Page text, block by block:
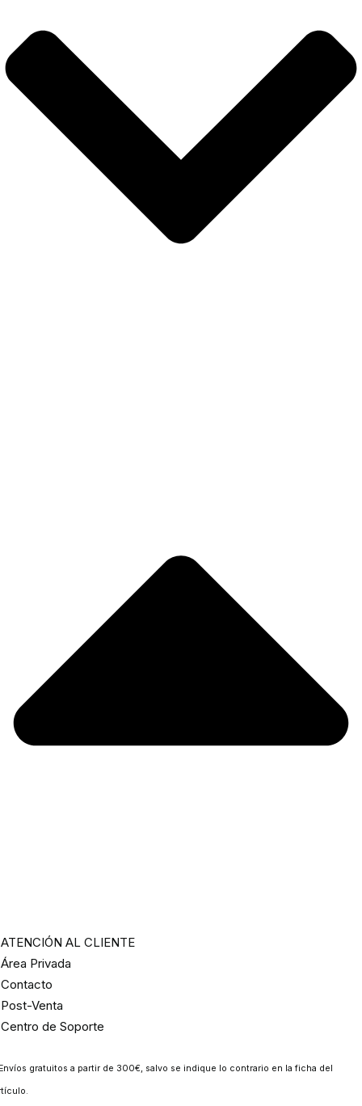
ATENCIÓN AL CLIENTE
Área Privada
Contacto
Post-Venta
Centro de Soporte
gratuitos a partir de 300€, salvo se indique lo contrario en la ficha del